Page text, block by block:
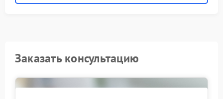
Заказать консультацию